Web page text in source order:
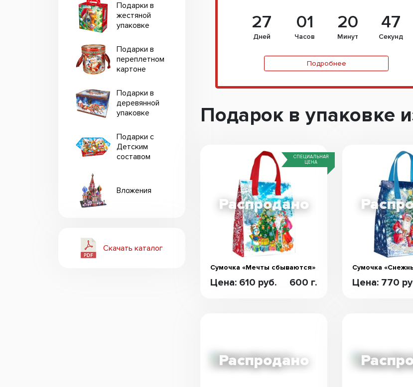
Подарки в
жестяной
упаковке
Подарки в
переплетном
картоне
Подарки в
деревянной
упаковке
Подарки с
Детским
составом
Вложения
Скачать каталог
27
Дней
01
Часов
20
Минут
46
Секунд
Подробнее
Подарок в упаковке
СПЕЦИАЛЬНАЯ
ЦЕНА
Сумочка «Мечты сбываются»
Цена: 610 руб. 600 г.
Сумочка
Цена: 770